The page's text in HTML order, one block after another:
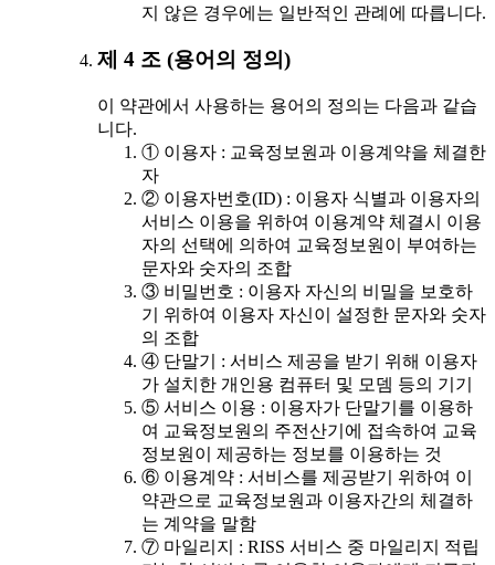
지 않은 경우에는 일반적인 관례에 따릅니다.
제 4 조 (용어의 정의)
이 약관에서 사용하는 용어의 정의는 다음과 같습
니다.
① 이용자 : 교육정보원과 이용계약을 체결한
자
② 이용자번호(ID) : 이용자 식별과 이용자의
서비스 이용을 위하여 이용계약 체결시 이용
자의 선택에 의하여 교육정보원이 부여하는
문자와 숫자의 조합
③ 비밀번호 : 이용자 자신의 비밀을 보호하
기 위하여 이용자 자신이 설정한 문자와 숫자
의 조합
④ 단말기 : 서비스 제공을 받기 위해 이용자
가 설치한 개인용 컴퓨터 및 모뎀 등의 기기
⑤ 서비스 이용 : 이용자가 단말기를 이용하
여 교육정보원의 주전산기에 접속하여 교육
정보원이 제공하는 정보를 이용하는 것
⑥ 이용계약 : 서비스를 제공받기 위하여 이
약관으로 교육정보원과 이용자간의 체결하
는 계약을 말함
⑦ 마일리지 : RISS 서비스 중 마일리지 적립